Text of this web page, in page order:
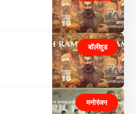
बॉलीवुड
मनोरंजन